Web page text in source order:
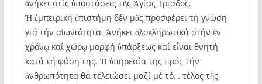
ἀνήκει στίς ὑποστάσεις τῆς Ἁγίας Τριάδος.
Ἡ ἐμπειρική ἐπιστήμη δέν μᾶς προσφέρει τή γνώση
γιά τήν αἰωνιότητα. Ἀνήκει ὁλοκληρωτικά στήν ἐν
χρόνῳ καί χώρῳ μορφή ὑπάρξεως καί εἶναι θνητή
κατά τή φύση της. Ἡ ὑπηρεσία της πρός τήν
ἀνθρωπότητα θά τελειώσει μαζί μέ τό… τέλος τῆς